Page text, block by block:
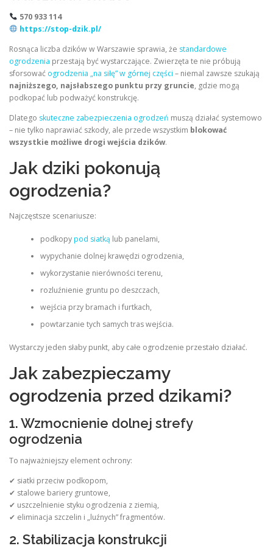
570 933 114
https://stop-dzik.pl/
Rosnąca liczba dzików w Warszawie sprawia, że standardowe
ogrodzenia przestają być wystarczające. Zwierzęta te nie próbują
sforsować ogrodzenia „na siłę” w górnej części – niemal zawsze szukają
najniższego, najsłabszego punktu przy gruncie, gdzie mogą
podkopać lub podważyć konstrukcję.
Dlatego skuteczne zabezpieczenia ogrodzeń muszą działać systemowo
– nie tylko naprawiać szkody, ale przede wszystkim blokować
wszystkie możliwe drogi wejścia dzików.
Jak dziki pokonują
ogrodzenia?
Najczęstsze scenariusze:
podkopypod siatką lub panelami,
wypychanie dolnej krawędzi ogrodzenia,
wykorzystanie nierówności terenu,
rozluźnienie gruntu po deszczach,
wejścia przy bramach i furtkach,
powtarzanie tych samych tras wejścia.
Wystarczy jeden słaby punkt, aby całe ogrodzenie przestało działać.
Jak zabezpieczamy
ogrodzenia przed dzikami?
1. Wzmocnienie dolnej strefy
ogrodzenia
To najważniejszy element ochrony:
✔ siatki przeciw podkopom,
✔ stalowe bariery gruntowe,
✔ uszczelnienie styku ogrodzenia z ziemią,
✔ eliminacja szczelin i „luźnych” fragmentów.
2. Stabilizacja konstrukcji